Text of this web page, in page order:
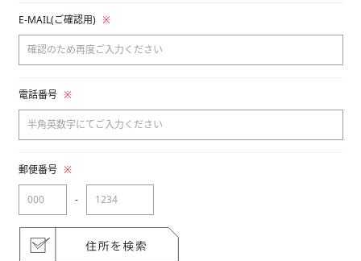
E-MAIL(ご確認用) ※
電話番号 ※
郵便番号 ※
-